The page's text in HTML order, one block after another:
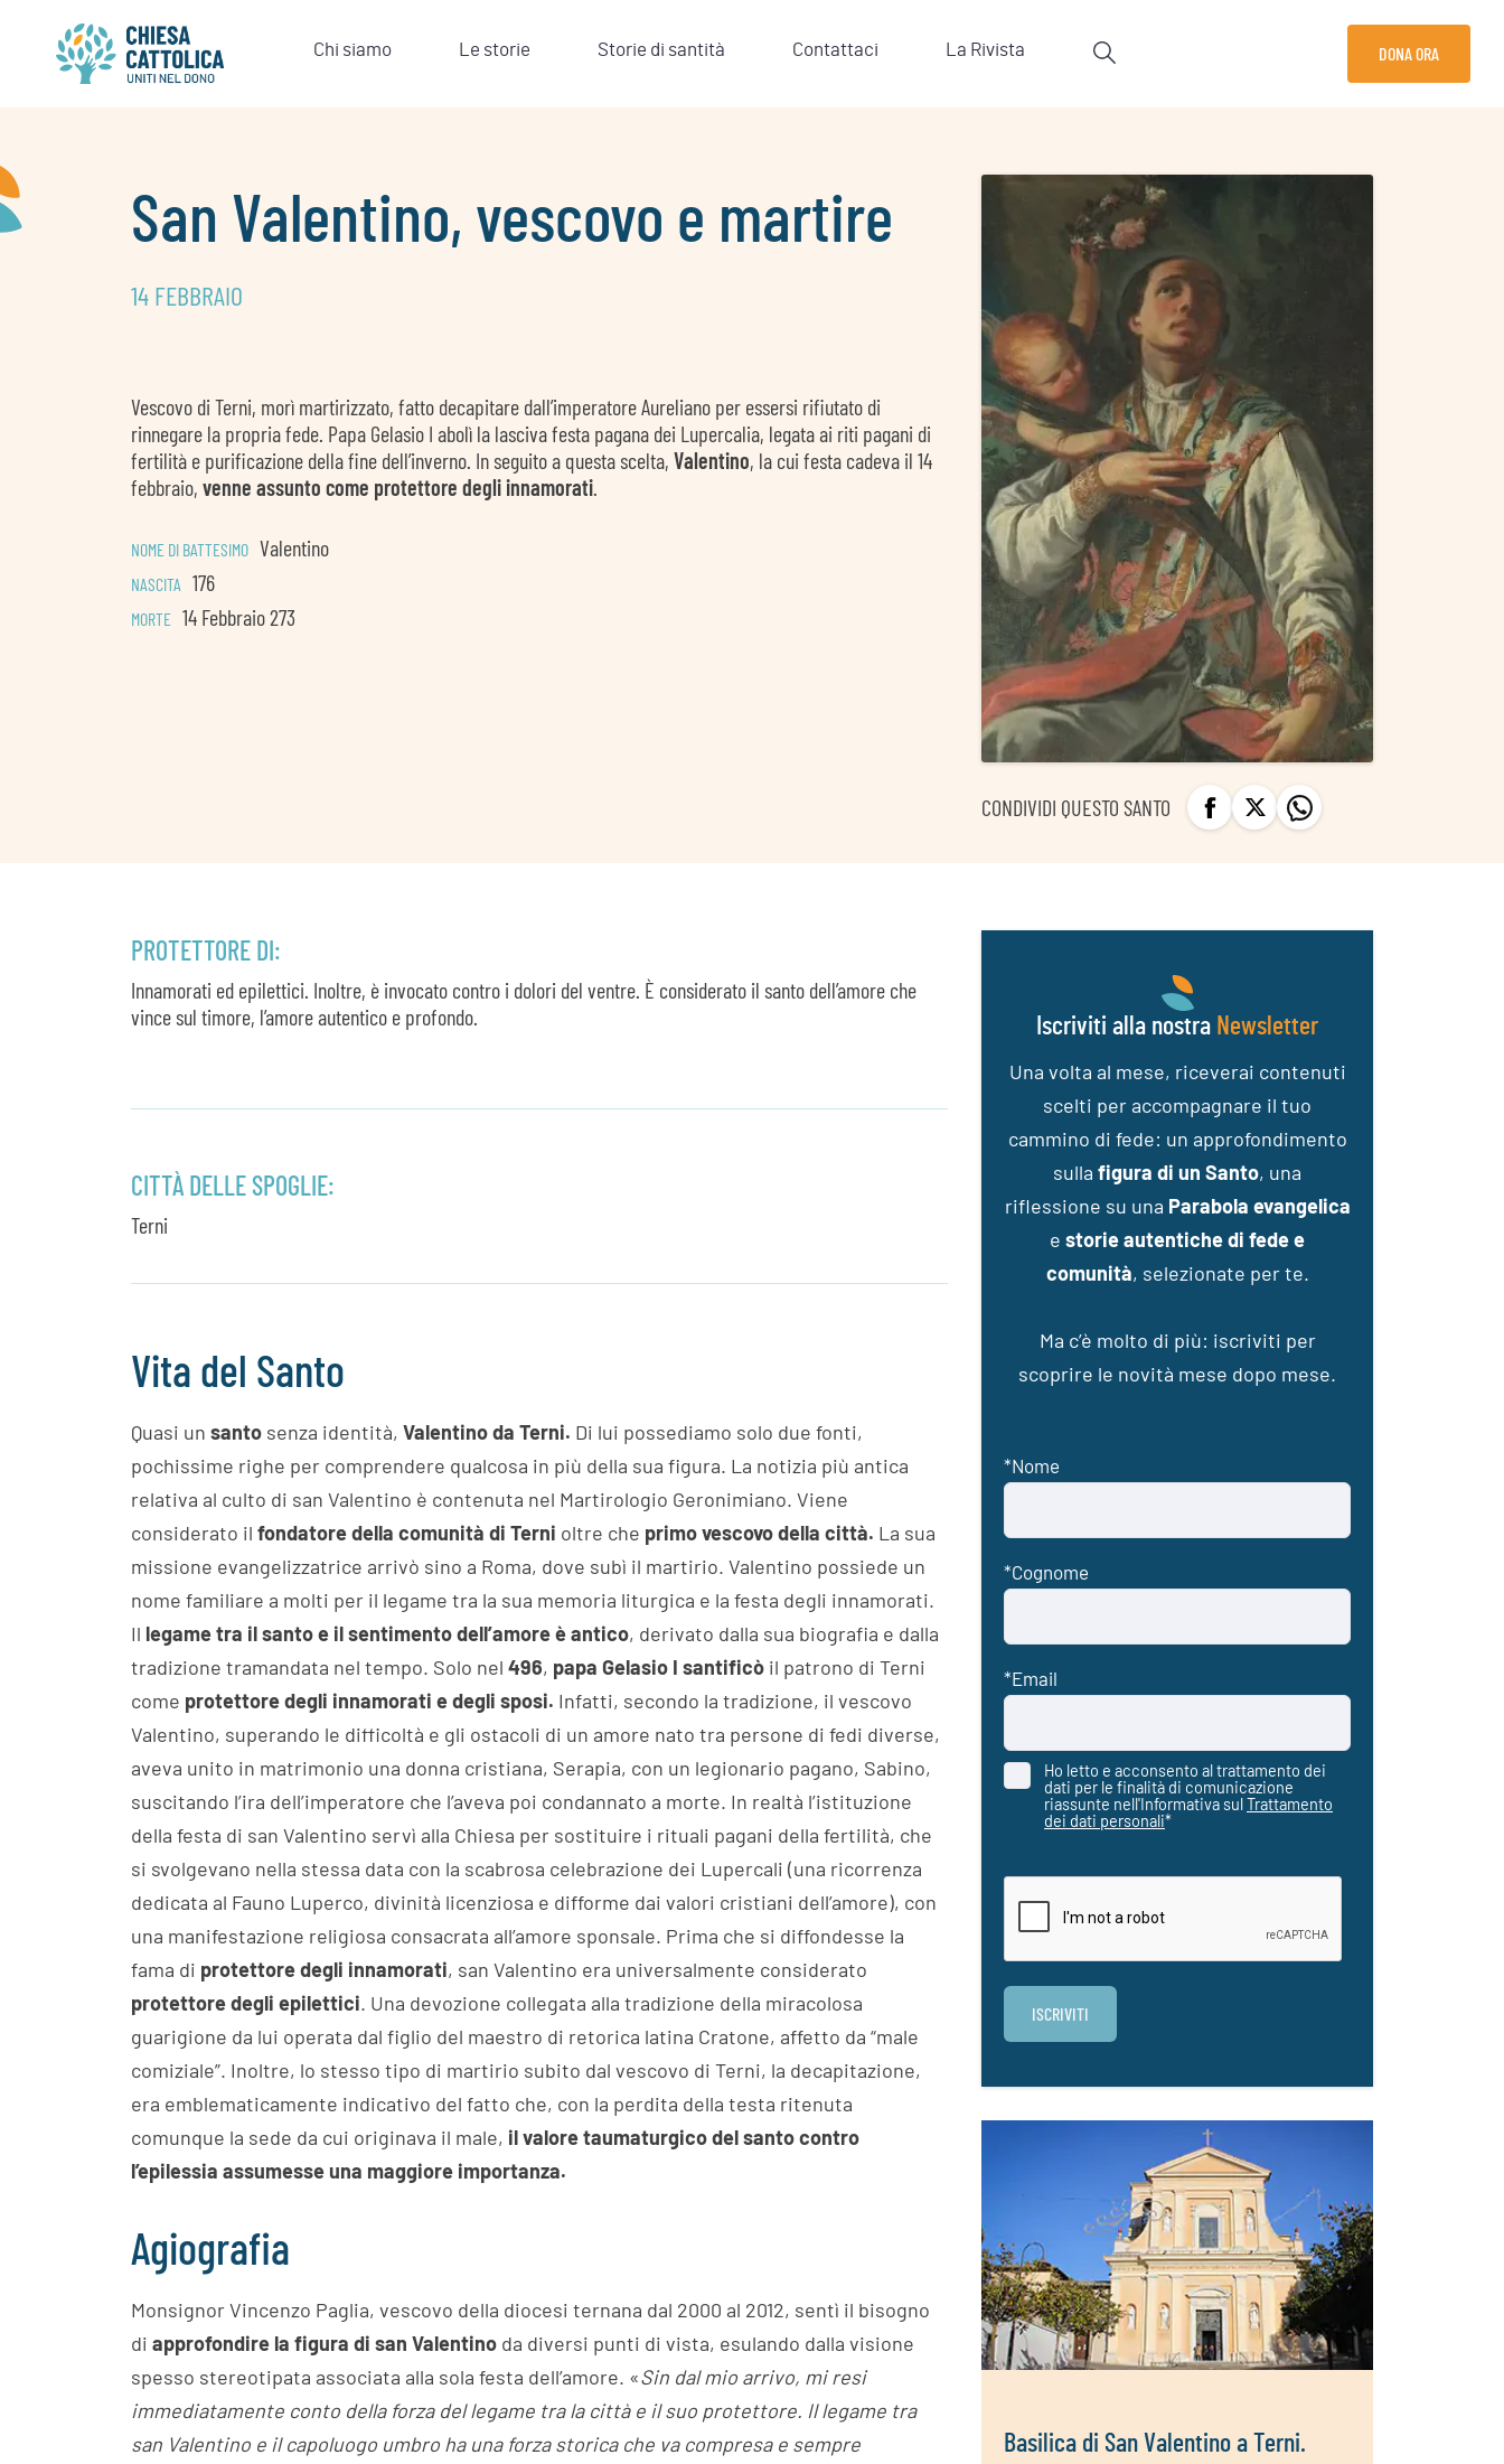
Chi siamo Le storie Storie di santità Contattaci La Rivista DONA ORA
San Valentino, vescovo e martire
14 FEBBRAIO
Vescovo di Terni, morì martirizzato, fatto decapitare dall’imperatore Aureliano per essersi rifiutato di
rinnegare la propria fede. Papa Gelasio I abolì la lasciva festa pagana dei Lupercalia, legata ai riti pagani di
fertilità e purificazione della fine dell’inverno. In seguito a questa scelta, Valentino, la cui festa cadeva il 14
febbraio, venne assunto come protettore degli innamorati.
NOME DI BATTESIMO Valentino
NASCITA 176
MORTE 14 Febbraio 273
CONDIVIDI QUESTO SANTO
PROTETTORE DI:
Innamorati ed epilettici. Inoltre, è invocato contro i dolori del ventre. È considerato il santo dell’amore che
vince sul timore, l’amore autentico e profondo.
CITTÀ DELLE SPOGLIE:
Terni
Vita del Santo
Quasi un santo senza identità, Valentino da Terni. Di lui possediamo solo due fonti,
pochissime righe per comprendere qualcosa in più della sua figura. La notizia più antica
relativa al culto di san Valentino è contenuta nel Martirologio Geronimiano. Viene
considerato il fondatore della comunità di Terni oltre che primo vescovo della città. La sua
missione evangelizzatrice arrivò sino a Roma, dove subì il martirio. Valentino possiede un
nome familiare a molti per il legame tra la sua memoria liturgica e la festa degli innamorati.
Il legame tra il santo e il sentimento dell’amore è antico, derivato dalla sua biografia e dalla
tradizione tramandata nel tempo. Solo nel 496, papa Gelasio I santificò il patrono di Terni
come protettore degli innamorati e degli sposi. Infatti, secondo la tradizione, il vescovo
Valentino, superando le difficoltà e gli ostacoli di un amore nato tra persone di fedi diverse,
aveva unito in matrimonio una donna cristiana, Serapia, con un legionario pagano, Sabino,
suscitando l’ira dell’imperatore che l’aveva poi condannato a morte. In realtà l’istituzione
della festa di san Valentino servì alla Chiesa per sostituire i rituali pagani della fertilità, che
si svolgevano nella stessa data con la scabrosa celebrazione dei Lupercali (una ricorrenza
dedicata al Fauno Luperco, divinità licenziosa e difforme dai valori cristiani dell’amore), con
una manifestazione religiosa consacrata all’amore sponsale. Prima che si diffondesse la
fama di protettore degli innamorati, san Valentino era universalmente considerato
protettore degli epilettici. Una devozione collegata alla tradizione della miracolosa
guarigione da lui operata dal figlio del maestro di retorica latina Cratone, affetto da “male
comiziale”. Inoltre, lo stesso tipo di martirio subito dal vescovo di Terni, la decapitazione,
era emblematicamente indicativo del fatto che, con la perdita della testa ritenuta
comunque la sede da cui originava il male, il valore taumaturgico del santo contro
l’epilessia assumesse una maggiore importanza.
Agiografia
Monsignor Vincenzo Paglia, vescovo della diocesi ternana dal 2000 al 2012, sentì il bisogno
di approfondire la figura di san Valentino da diversi punti di vista, esulando dalla visione
spesso stereotipata associata alla sola festa dell’amore. «Sin dal mio arrivo, mi resi
immediatamente conto della forza del legame tra la città e il suo protettore. Il legame tra
san Valentino e il capoluogo umbro ha una forza storica che va compresa e sempre
Iscriviti alla nostra Newsletter
Una volta al mese, riceverai contenuti
scelti per accompagnare il tuo
cammino di fede: un approfondimento
sulla figura di un Santo, una
riflessione su una Parabola evangelica
e storie autentiche di fede e
comunità, selezionate per te.
Ma c’è molto di più: iscriviti per
scoprire le novità mese dopo mese.
Ho letto e acconsento al trattamento dei
dati per le finalità di comunicazione
riassunte nell'Informativa sulTrattamento
dei dati personali*
Basilica di San Valentino a Terni.